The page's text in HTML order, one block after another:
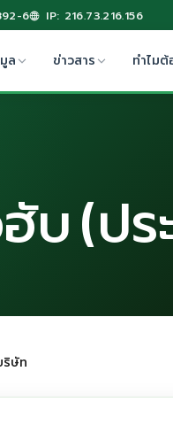
6 IP: 216.73.216.156
ล ข่าวสาร ทำไมต้
บ (ปร
ริษัท